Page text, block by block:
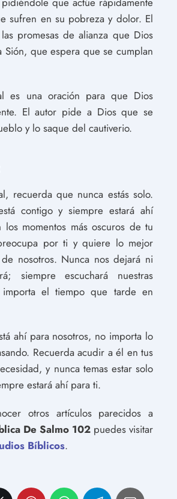
sufren en su pobreza y dolor. El
promesas de alianza que Dios
Sión, que espera que se cumplan
es una oración para que Dios
El autor pide a Dios que se
y lo saque del cautiverio.
recuerda que nunca estás solo.
contigo y siempre estará ahí
momentos más oscuros de tu
por ti y quiere lo mejor
nosotros. Nunca nos dejará ni
siempre escuchará nuestras
importa el tiempo que tarde en
ahí para nosotros, no importa lo
Recuerda acudir a él en tus
y nunca temas estar solo
estará ahí para ti.
otros artículos parecidos a
De Salmo 102 puedes visitar
Bíblicos.